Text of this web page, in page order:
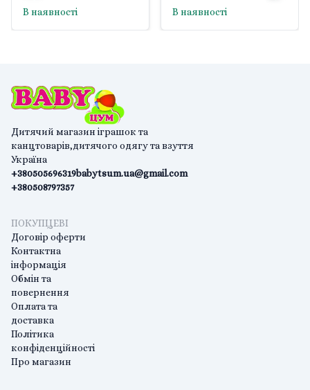
В наявності В наявності
Дитячий магазин іграшок та
канцтоварів,дитячого одягу та взуття
Україна
+380505696319
+380508797357
babytsum.ua@gmail.com
ПОКУПЦЕВІ
Договір оферти
Контактна
інформація
Обмін та
повернення
Оплата та
доставка
Політика
конфіденційності
Про магазин